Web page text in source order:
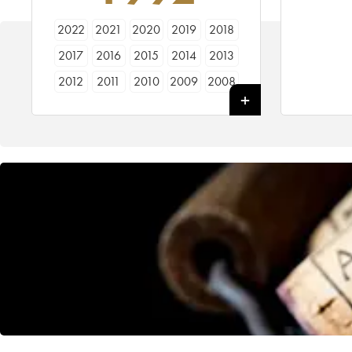
2022 2021 2020 2019
2018
2017
2016 2015 2014
2013
2012
2011 2010 2009
2008
1997
1996 1995 1994
1993
1989
1988
1984
1983
1980 1979
1978
1973
1969
1967
1962
1961
1960
1959 1958 1957
1956